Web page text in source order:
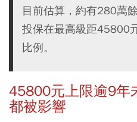
目前估算，約有280萬
投保在最高級距45800
比例。
45800元上限逾9年
都被影響